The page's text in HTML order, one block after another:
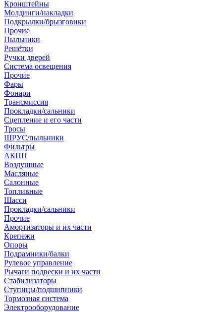
Кронштейны
Молдинги/накладки
Подкрылки/брызговики
Прочие
Пыльники
Решётки
Ручки дверей
Система освещения
Прочие
Фары
Фонари
Трансмиссия
Прокладки/сальники
Сцепление и его части
Тросы
ШРУС/пыльники
Фильтры
АКПП
Воздушные
Масляные
Салонные
Топливные
Шасси
Прокладки/сальники
Прочие
Амортизаторы и их части
Крепежи
Опоры
Подрамники/балки
Рулевое управление
Рычаги подвески и их части
Стабилизаторы
Ступицы/подшипники
Тормозная система
Электрооборудование